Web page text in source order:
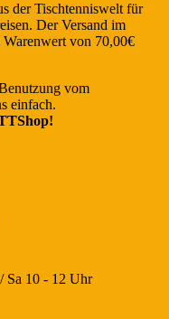
der Tischtenniswelt für
Der Versand im
Warenwert von 70,00€
vom
einfach.
Sa 10 - 12 Uhr